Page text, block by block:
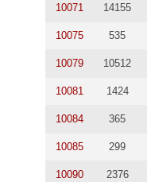
10071 14155
10075 535
10079 10512
10081 1424
10084 365
10085 299
10090 2376